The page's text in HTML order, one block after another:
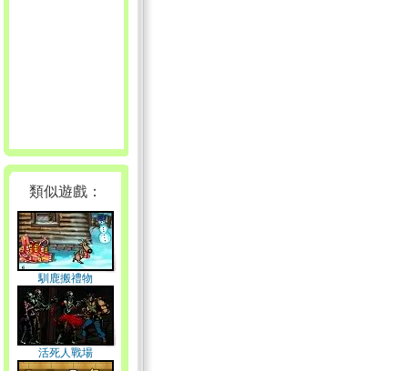
類似遊戲：
馴鹿搬禮物
活死人戰場